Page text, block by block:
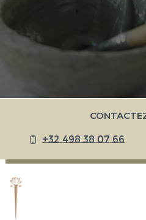
+32 498 38 07 66